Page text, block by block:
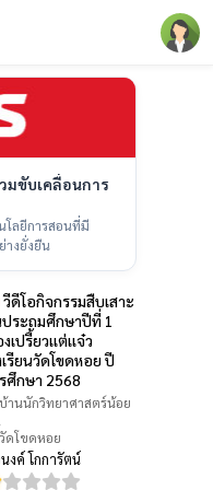
มขับเคลื่อนการ
โลยีการสอนที่มี
งยั่งยืน
วีดีโอกิจกรรมสืบเสาะ
ระถมศึกษาปีที่ 1
เปรี้ยวเเต่เเจ๋ว
เรียนวัดโขดหอย ปี
ศึกษา 2568
บ้านนักวิทยาศาสตร์น้อย
ดโขดหอย
นงค์ โกการัตน์